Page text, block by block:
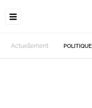
Actuellement POLITIQUE